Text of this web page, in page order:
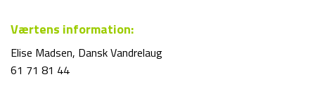
Værtens information:
Elise Madsen, Dansk Vandrelaug
61 71 81 44